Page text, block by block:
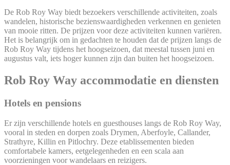
De Rob Roy Way biedt bezoekers verschillende activiteiten, zoals
wandelen, historische bezienswaardigheden verkennen en genieten
van mooie ritten. De prijzen voor deze activiteiten kunnen variëren.
Het is belangrijk om in gedachten te houden dat de prijzen langs de
Rob Roy Way tijdens het hoogseizoen, dat meestal tussen juni en
augustus valt, iets hoger kunnen zijn dan buiten het hoogseizoen.
Rob Roy Way accommodatie en diensten
Hotels en pensions
Er zijn verschillende hotels en guesthouses langs de Rob Roy Way,
vooral in steden en dorpen zoals Drymen, Aberfoyle, Callander,
Strathyre, Killin en Pitlochry. Deze etablissementen bieden
comfortabele kamers, eetgelegenheden en een scala aan
voorzieningen voor wandelaars en reizigers.